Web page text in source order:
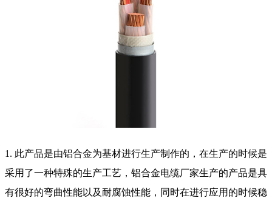
1. 此产品是由铝合金为基材进行生产制作的，在生产的时候是
采用了一种特殊的生产工艺，铝合金电缆厂家生产的产品是具
有很好的弯曲性能以及耐腐蚀性能，同时在进行应用的时候稳